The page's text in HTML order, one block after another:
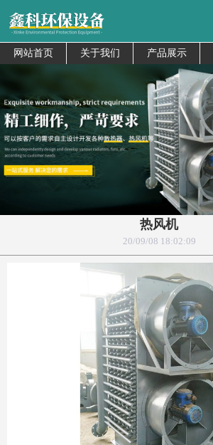
网站首页 关于我们 产品展示
热风机
20/09/08 18:02:09